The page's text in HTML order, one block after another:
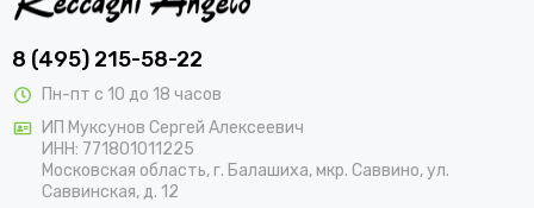
8 (495) 215-58-22
Пн-пт с 10 до 18 часов
ИП Муксунов Сергей Алексеевич
ИНН: 771801011225
Московская область, г. Балашиха, мкр. Саввино, ул.
Саввинская, д. 12